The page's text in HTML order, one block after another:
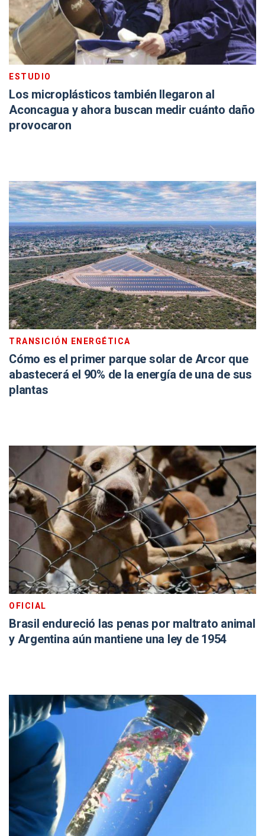
ESTUDIO
Los microplásticos también llegaron al
Aconcagua y ahora buscan medir cuánto daño
provocaron
TRANSICIÓN ENERGÉTICA
Cómo es el primer parque solar de Arcor que
abastecerá el 90% de la energía de una de sus
plantas
OFICIAL
Brasil endureció las penas por maltrato animal
y Argentina aún mantiene una ley de 1954